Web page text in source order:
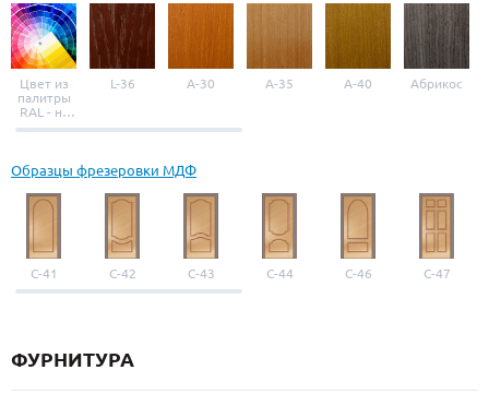
Цвет из
палитры
RAL - на
выбор
L-36 A-30 A-35 A-40 Абрикос
Образцы фрезеровки МДФ
С-41 С-42 С-43 С-44 С-46 С-47
ФУРНИТУРА